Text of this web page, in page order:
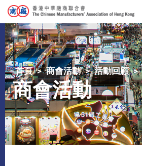
首頁 商會活動 活動回顧
商會活動